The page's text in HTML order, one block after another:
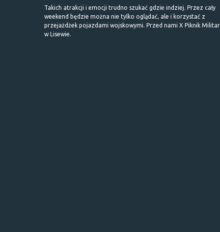
Takich atrakcji i emocji trudno szukać gdzie indziej. Przez cały
weekend będzie można nie tylko oglądać, ale i korzystać z
przejażdżek pojazdami wojskowymi. Przed nami X Piknik
w Lisewie.